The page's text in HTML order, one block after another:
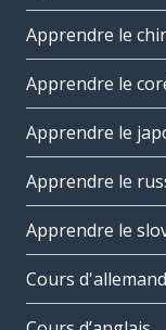
Apprendre le
Apprendre le
Apprendre le
Apprendre le
Apprendre le
Cours d'allemand